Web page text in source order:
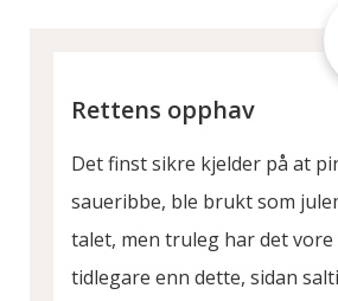
Rettens opphav
Det finst sikre kjelder på at
saueribbe, ble brukt som
talet, men truleg har det vore
tidlegare enn dette, sidan